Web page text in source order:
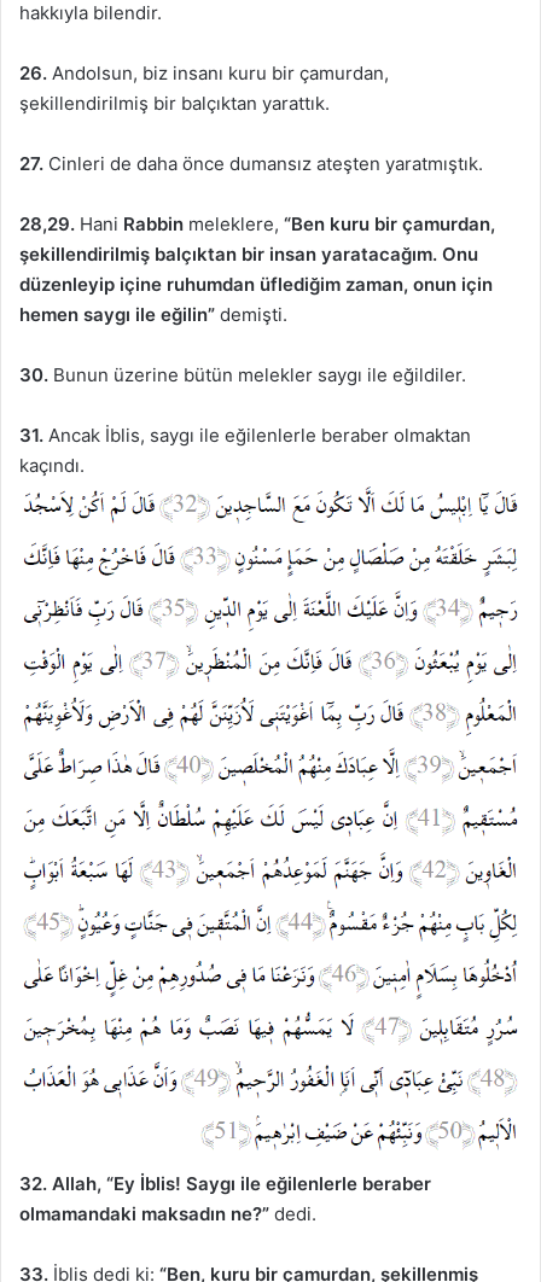
hakkıyla bilendir.
26. Andolsun, biz insanı kuru bir çamurdan,
şekillendirilmiş bir balçıktan yarattık.
27. Cinleri de daha önce dumansız ateşten yaratmıştık.
28,29. Hani Rabbin meleklere, “Ben kuru bir çamurdan,
şekillendirilmiş balçıktan bir insan yaratacağım. Onu
düzenleyip içine ruhumdan üflediğim zaman, onun için
hemen saygı ile eğilin” demişti.
30. Bunun üzerine bütün melekler saygı ile eğildiler.
31. Ancak İblis, saygı ile eğilenlerle beraber olmaktan
kaçındı.
32. Allah, “Ey İblis! Saygı ile eğilenlerle beraber
olmamandaki maksadın ne?” dedi.
33. İblis dedi ki: “Ben, kuru bir çamurdan, şekillenmiş